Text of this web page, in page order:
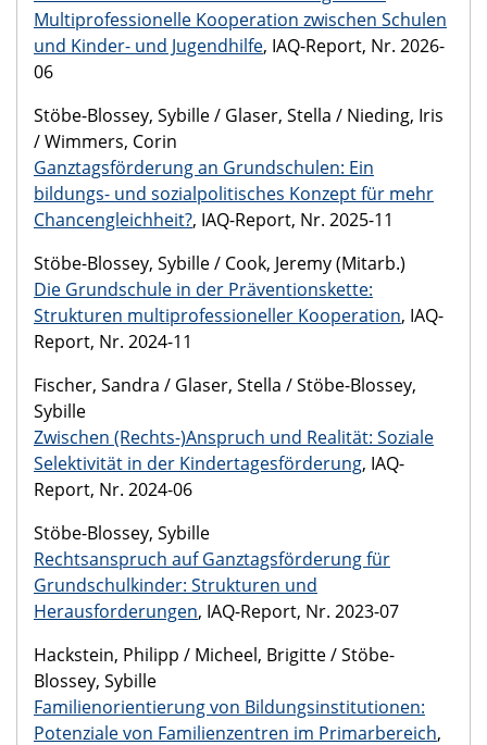
Multiprofessionelle Kooperation zwischen Schulen
und Kinder- und Jugendhilfe, IAQ-Report, Nr. 2026-
06
Stöbe-Blossey, Sybille / Glaser, Stella / Nieding, Iris
/ Wimmers, Corin
Ganztagsförderung an Grundschulen: Ein
bildungs- und sozialpolitisches Konzept für mehr
Chancengleichheit?, IAQ-Report, Nr. 2025-11
Stöbe-Blossey, Sybille / Cook, Jeremy (Mitarb.)
Die Grundschule in der Präventionskette:
Strukturen multiprofessioneller Kooperation, IAQ-
Report, Nr. 2024-11
Fischer, Sandra / Glaser, Stella / Stöbe-Blossey,
Sybille
Zwischen (Rechts-)Anspruch und Realität: Soziale
Selektivität in der Kindertagesförderung, IAQ-
Report, Nr. 2024-06
Stöbe-Blossey, Sybille
Rechtsanspruch auf Ganztagsförderung für
Grundschulkinder: Strukturen und
Herausforderungen, IAQ-Report, Nr. 2023-07
Hackstein, Philipp / Micheel, Brigitte / Stöbe-
Blossey, Sybille
Familienorientierung von Bildungsinstitutionen:
Potenziale von Familienzentren im Primarbereich,